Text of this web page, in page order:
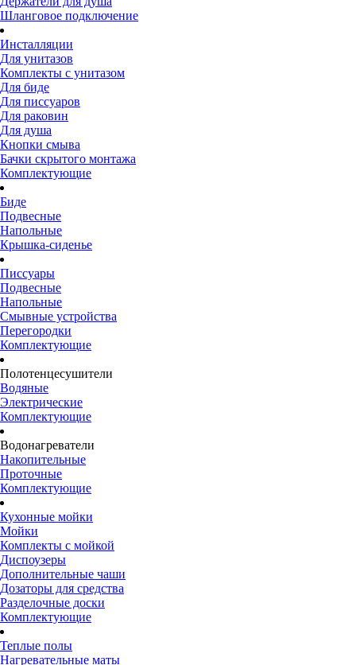
Шланговое подключение
Инсталляции
Для унитазов
Комплекты с унитазом
Для биде
Для писсуаров
Для раковин
Для душа
Кнопки смыва
Бачки скрытого монтажа
Комплектующие
Биде
Подвесные
Напольные
Крышка-сиденье
Писсуары
Подвесные
Напольные
Смывные устройства
Перегородки
Комплектующие
Полотенцесушители
Водяные
Электрические
Комплектующие
Водонагреватели
Накопительные
Проточные
Комплектующие
Кухонные мойки
Мойки
Комплекты с мойкой
Диспоузеры
Дополнительные чаши
Дозаторы для средства
Разделочные доски
Комплектующие
Теплые полы
Нагревательные маты